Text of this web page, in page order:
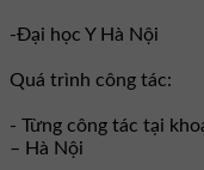
-Đại học Y Hà Nội
Quá trình công tác:
- Từng công tác tại
– Hà Nội